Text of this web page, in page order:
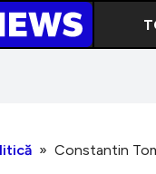
Constantin